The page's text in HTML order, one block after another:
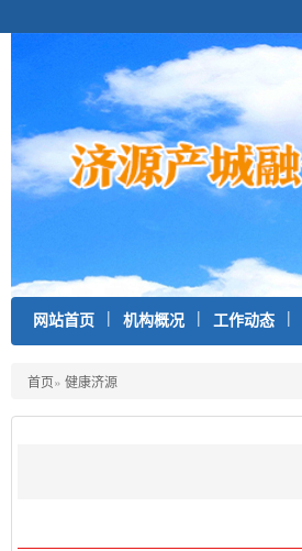
网站首页 | 机构概况 | 工作动态 |
首页» 健康济源